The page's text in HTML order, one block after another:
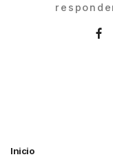
Inicio